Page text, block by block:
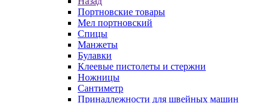
Портновские товары
Мел портновский
Спицы
Манжеты
Булавки
Клеевые пистолеты и стержни
Ножницы
Сантиметр
Принадлежности для швейных машин